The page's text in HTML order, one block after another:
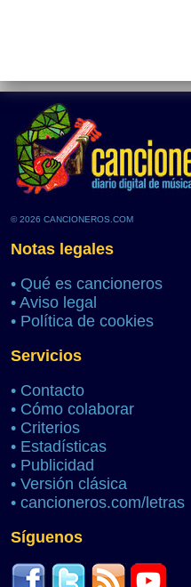
© 2026 CANCIONEROS.COM
Notas legales
• Qué es cancioneros
• Aviso legal
• Política de cookies
Servicios
• Contacto
• Cómo colaborar
• Criterios
• Estadísticas
• Publicidad
• Versión clásica
• cancioneros.com/letras
Síguenos